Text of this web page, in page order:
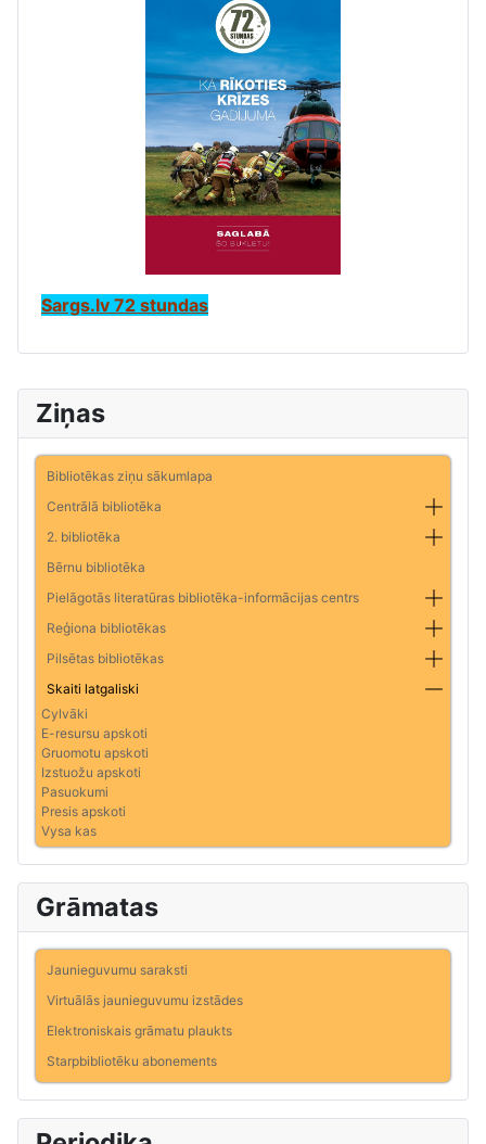
Ziņas
Bibliotēkas ziņu sākumlapa
Centrālā bibliotēka
2. bibliotēka
Bērnu bibliotēka
Pielāgotās literatūras bibliotēka-informācijas centrs
Reģiona bibliotēkas
Pilsētas bibliotēkas
Skaiti latgaliski
Cylvāki
E-resursu apskoti
Gruomotu apskoti
Izstuožu apskoti
Pasuokumi
Presis apskoti
Vysa kas
Grāmatas
Jaunieguvumu saraksti
Virtuālās jaunieguvumu izstādes
Elektroniskais grāmatu plaukts
Starpbibliotēku abonements
Sargs.lv 72 stundas